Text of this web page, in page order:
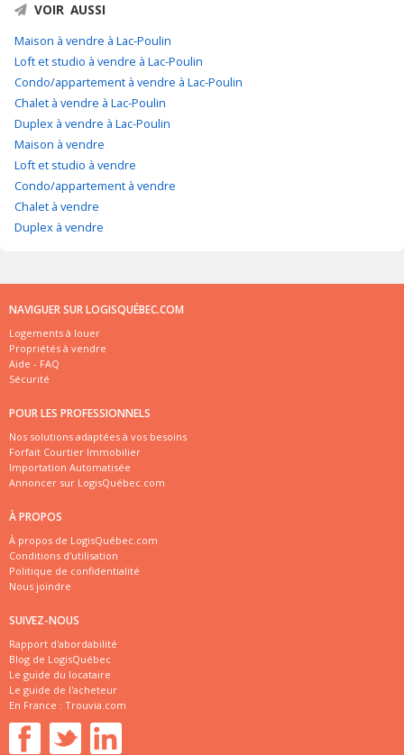
VOIR AUSSI
Maison à vendre à Lac-Poulin
Loft et studio à vendre à Lac-Poulin
Condo/appartement à vendre à Lac-Poulin
Chalet à vendre à Lac-Poulin
Duplex à vendre à Lac-Poulin
Maison à vendre
Loft et studio à vendre
Condo/appartement à vendre
Chalet à vendre
Duplex à vendre
NAVIGUER SUR LOGISQUÉBEC.COM
Logements à louer
Propriétés à vendre
Aide - FAQ
Sécurité
POUR LES PROFESSIONNELS
Nos solutions adaptées à vos besoins
Forfait Courtier Immobilier
Importation Automatisée
Annoncer sur LogisQuébec.com
À PROPOS
À propos de LogisQuébec.com
Conditions d'utilisation
Politique de confidentialité
Nous joindre
SUIVEZ-NOUS
Rapport d'abordabilité
Blog de LogisQuébec
Le guide du locataire
Le guide de l'acheteur
En France : Trouvia.com